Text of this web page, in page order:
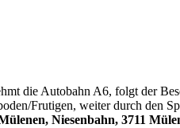
die Autobahn A6, folgt der
Frutigen, weiter durch den
Niesenbahn, 3711